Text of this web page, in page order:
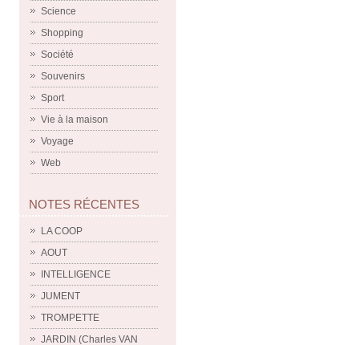
Science
Shopping
Société
Souvenirs
Sport
Vie à la maison
Voyage
Web
NOTES RÉCENTES
LA COOP
AOUT
INTELLIGENCE
JUMENT
TROMPETTE
JARDIN (Charles VAN